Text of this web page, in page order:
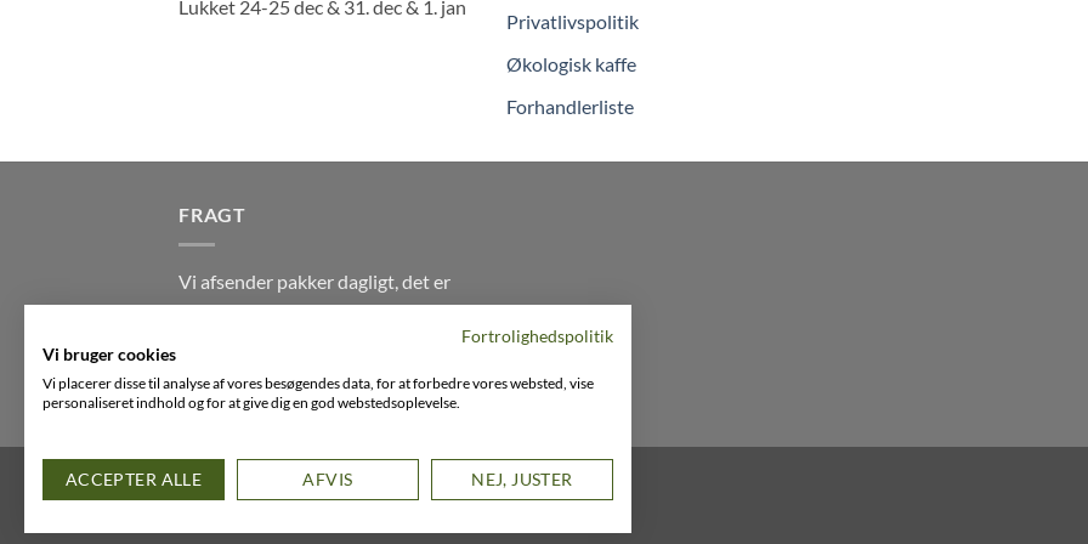
Lukket 24-25 dec & 31. dec & 1. jan
Privatlivspolitik
Økologisk kaffe
Forhandlerliste
FRAGT
Vi afsender pakker dagligt, det er
din garanti for stabil levering
ordre over DKK395
FACEBOOK INSTAGRAM
Fortrolighedspolitik
Vi bruger cookies
Vi placerer disse til analyse af vores besøgendes data, for at forbedre vores websted, vise
personaliseret indhold og for at give dig en god webstedsoplevelse.
ACCEPTER ALLE AFVIS NEJ, JUSTER